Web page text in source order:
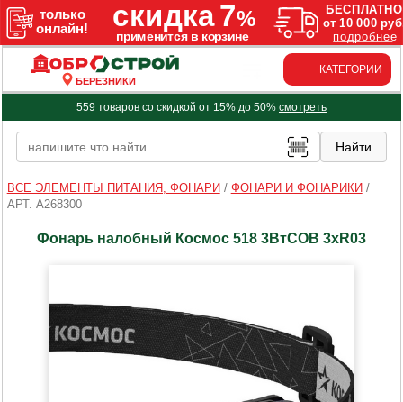
БЕРЕЗНИКИ
КАТЕГОРИИ
559 товаров со скидкой от 15% до 50% смотреть
ВСЕ ЭЛЕМЕНТЫ ПИТАНИЯ, ФОНАРИ / ФОНАРИ И ФОНАРИКИ /
АРТ. A268300
Фонарь налобный Космос 518 3ВтCOB 3xR03